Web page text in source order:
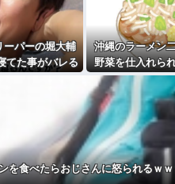
ーパーの堀大輔
てた事がバレる
沖縄のラーメン
野菜を仕入れら
ナシ二郎」
を食べたらおじさんに怒られるｗｗ